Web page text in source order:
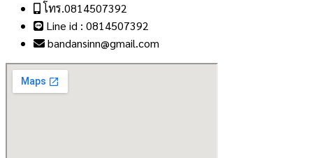
โทร.0814507392
Line id : 0814507392
bandansinn@gmail.com